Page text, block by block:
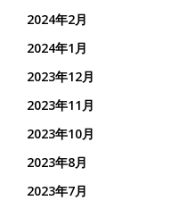
2024年2月
2024年1月
2023年12月
2023年11月
2023年10月
2023年8月
2023年7月